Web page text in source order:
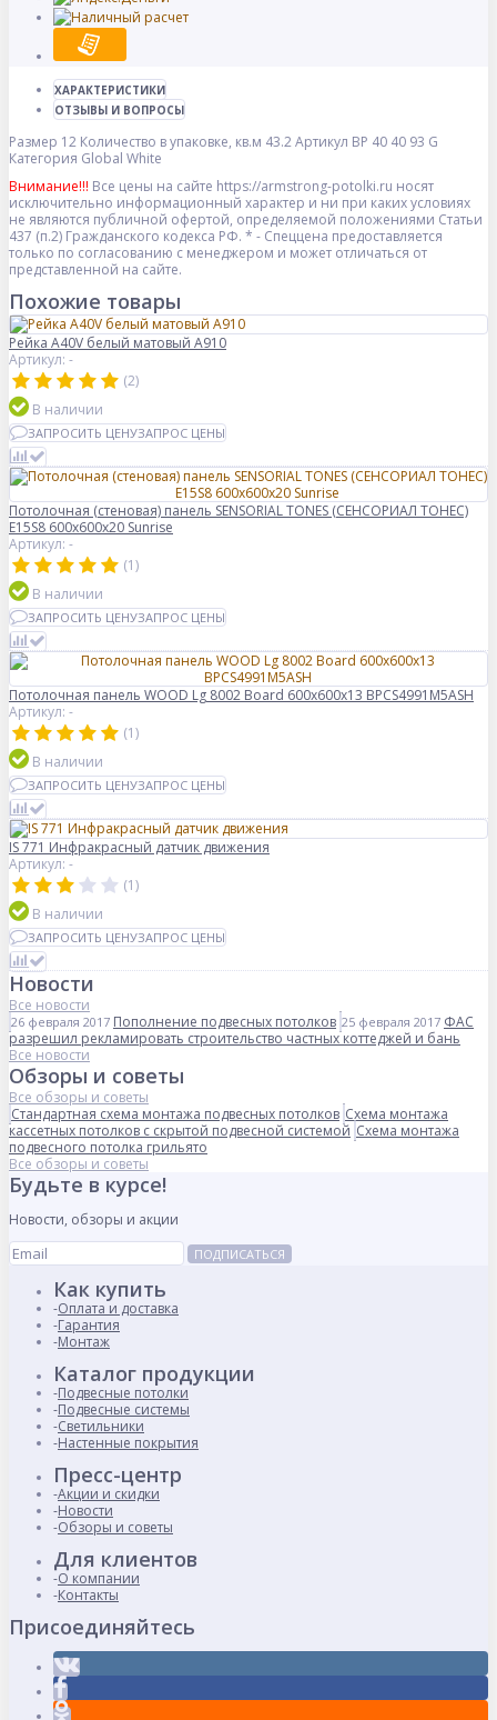
ХАРАКТЕРИСТИКИ
ОТЗЫВЫ И ВОПРОСЫ
Размер 12 Количество в упаковке, кв.м 43.2Артикул BP 40 40 93 G
Категория Global White
Внимание!!! Все цены на сайте https://armstrong-potolki.ru носят
исключительно информационный характер и ни при каких условиях
не являются публичной офертой, определяемой положениями Статьи
437 (п.2) Гражданского кодекса РФ. * - Спеццена предоставляется
только по согласованию с менеджером и может отличаться от
представленной на сайте.
Похожие товары
Рейка A40V белый матовый A910
Артикул: -
(2)
В наличии
ЗАПРОСИТЬ ЦЕНУЗАПРОС ЦЕНЫ
Потолочная (стеновая) панель SENSORIAL TONES (СЕНСОРИАЛ ТОНЕС)
E15S8 600x600x20 Sunrise
Артикул: -
(1)
В наличии
ЗАПРОСИТЬ ЦЕНУЗАПРОС ЦЕНЫ
Потолочная панель WOOD Lg 8002 Board 600x600x13 BPCS4991M5ASH
Артикул: -
(1)
В наличии
ЗАПРОСИТЬ ЦЕНУЗАПРОС ЦЕНЫ
IS 771 Инфракрасный датчик движения
Артикул: -
(1)
В наличии
ЗАПРОСИТЬ ЦЕНУЗАПРОС ЦЕНЫ
Новости
Все новости
26 февраля 2017 Пополнение подвесных потолков 25 февраля 2017 ФАС
разрешил рекламировать строительство частных коттеджей и бань
Все новости
Обзоры и советы
Все обзоры и советы
Стандартная схема монтажа подвесных потолков Схема монтажа
кассетных потолков с скрытой подвесной системой Схема монтажа
подвесного потолка грильято
Все обзоры и советы
Будьте в курсе!
Новости, обзоры и акции
ПОДПИСАТЬСЯ
Как купить
Оплата и доставка
Гарантия
Монтаж
Каталог продукции
Подвесные потолки
Подвесные системы
Светильники
Настенные покрытия
Пресс-центр
Акции и скидки
Новости
Обзоры и советы
Для клиентов
О компании
Контакты
Присоединяйтесь